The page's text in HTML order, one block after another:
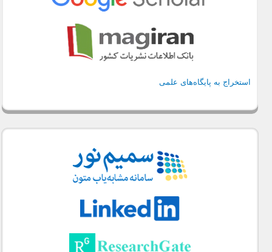
استخراج به پایگاه‌های علمی